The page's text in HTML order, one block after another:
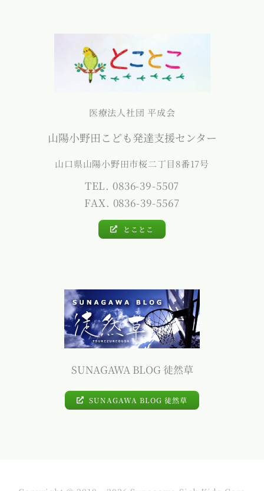
医療法人社団 平成会
山陽小野田こども発達支援センター
山口県山陽小野田市桜二丁目8番17号
TEL. 0836-39-5507
FAX. 0836-39-5567
とことこ
SUNAGAWA BLOG 徒然草
SUNAGAWA BLOG 徒然草